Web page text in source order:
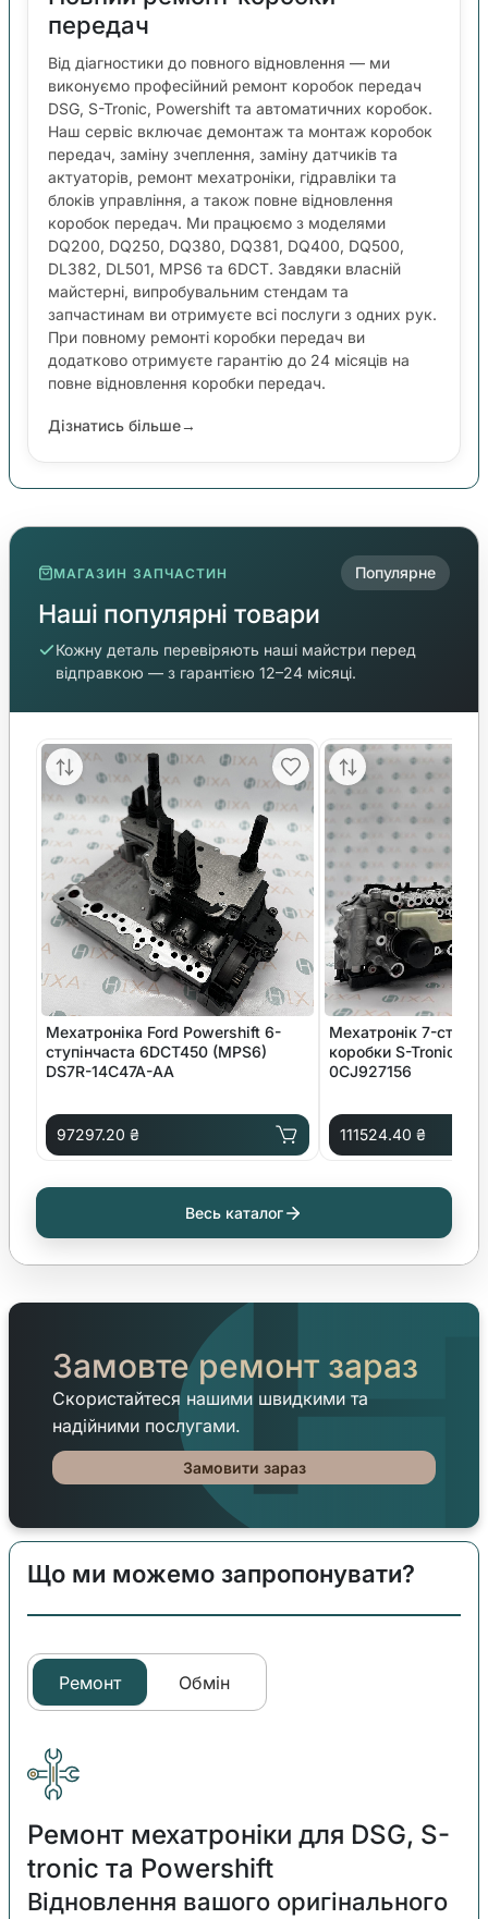
передач
Від діагностики до повного відновлення — ми
виконуємо професійний ремонт коробок передач
DSG, S-Tronic, Powershift та автоматичних коробок.
Наш сервіс включає демонтаж та монтаж коробок
передач, заміну зчеплення, заміну датчиків та
актуаторів, ремонт мехатроніки, гідравліки та
блоків управління, а також повне відновлення
коробок передач. Ми працюємо з моделями
DQ200, DQ250, DQ380, DQ381, DQ400, DQ500,
DL382, DL501, MPS6 та 6DCT. Завдяки власній
майстерні, випробувальним стендам та
запчастинам ви отримуєте всі послуги з одних рук.
При повному ремонті коробки передач ви
додатково отримуєте гарантію до 24 місяців на
повне відновлення коробки передач.
Дізнатись більше→
МАГАЗИН ЗАПЧАСТИН Популярне
Наші популярні товари
Кожну деталь перевіряють наші майстри перед
відправкою — з гарантією 12–24 місяці.
Мехатроніка Ford Powershift 6-
ступінчаста 6DCT450 (MPS6)
DS7R-14C47A-AA
97297.20 ₴
Мехатронік 7-
коробки S-Tronic
0CJ927156
111524.40 ₴
Весь каталог
Замовте ремонт зараз
Скористайтеся нашими швидкими та
надійними послугами.
Замовити зараз
Що ми можемо запропонувати?
Ремонт Обмін
Ремонт мехатроніки для DSG, S-
tronic та Powershift
Відновлення вашого оригінального